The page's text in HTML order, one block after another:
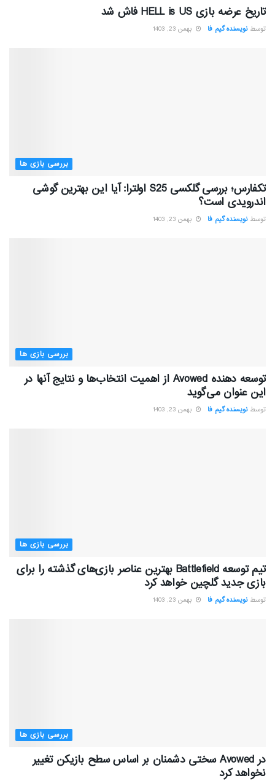
تاریخ عرضه بازی HELL is US فاش شد
توسط نویسنده گیم فا بهمن 23, 1403
بررسی بازی ها
تکفارس؛ بررسی گلکسی S25 اولترا: آیا این بهترین گوشی
اندرویدی است؟
توسط نویسنده گیم فا بهمن 23, 1403
بررسی بازی ها
توسعه دهنده Avowed از اهمیت انتخاب‌ها و نتایج آنها در
این عنوان می‌گوید
توسط نویسنده گیم فا بهمن 23, 1403
بررسی بازی ها
تیم توسعه Battlefield بهترین عناصر بازی‌های گذشته را برای
بازی جدید گلچین خواهد کرد
توسط نویسنده گیم فا بهمن 23, 1403
بررسی بازی ها
در Avowed سختی دشمنان بر اساس سطح بازیکن تغییر
نخواهد کرد